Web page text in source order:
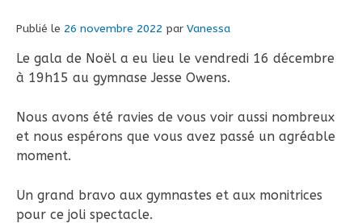
Publié le 26 novembre 2022 par Vanessa
Le gala de Noël a eu lieu le vendredi 16 décembre
à 19h15 au gymnase Jesse Owens.
Nous avons été ravies de vous voir aussi nombreux
et nous espérons que vous avez passé un agréable
moment.
Un grand bravo aux gymnastes et aux monitrices
pour ce joli spectacle.